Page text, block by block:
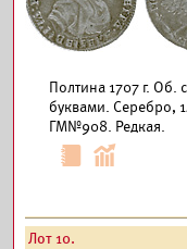
Полтина 1707 г. Об.
буквами. Серебро,
ГМ№908. Редкая.
Лот 10.